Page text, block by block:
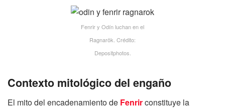
Fenrir y Odín luchan en el
Ragnarök. Crédito:
Depositphotos.
Contexto mitológico del engaño
El mito del encadenamiento de Fenrirconstituye la